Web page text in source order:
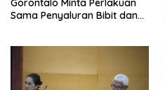
Gorontalo Minta Perlakuan
Sama Penyaluran Bibit dan